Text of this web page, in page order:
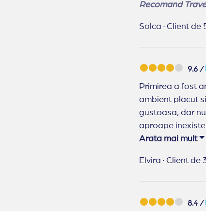
Recomand
Solca · Client de
9.6 /
Primirea a fost amabila
ambient placut si modern,. Baia mare moderna, dar din păcate se simțea
gustoasa, dar
Recomand
Arata mai mult
Elvira · Client de
8.4 /